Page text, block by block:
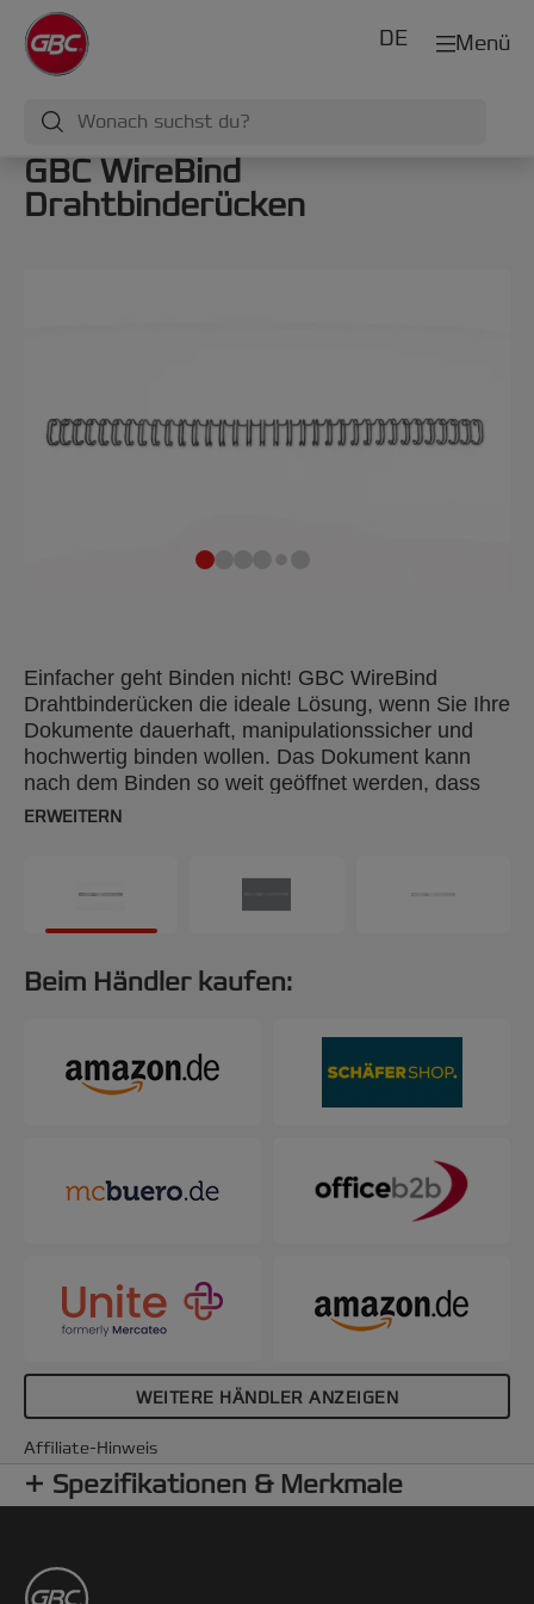
Menü
DE
GBC WireBind
Drahtbinderücken
Einfacher geht Binden nicht! GBC WireBind
Drahtbinderücken die ideale Lösung, wenn Sie Ihre
Dokumente dauerhaft, manipulationssicher und
hochwertig binden wollen. Das Dokument kann
nach dem Binden so weit geöffnet werden, dass
die Seiten flach liegen. Sie können sie sogar
9,5 mm für bis zu 85 Seiten, DIN A4, 100 Stück.
ERWEITERN
Beim Händler kaufen:
WEITERE HÄNDLER ANZEIGEN
Affiliate-Hinweis
Spezifikationen & Merkmale